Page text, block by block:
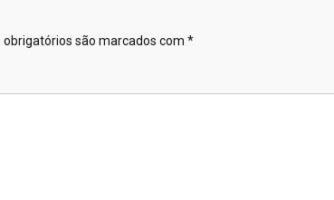
obrigatórios são marcados com *